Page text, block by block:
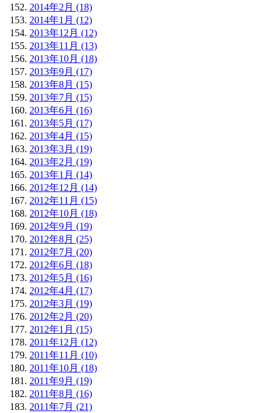
2014年2月 (18)
2014年1月 (12)
2013年12月 (12)
2013年11月 (13)
2013年10月 (18)
2013年9月 (17)
2013年8月 (15)
2013年7月 (15)
2013年6月 (16)
2013年5月 (17)
2013年4月 (15)
2013年3月 (19)
2013年2月 (19)
2013年1月 (14)
2012年12月 (14)
2012年11月 (15)
2012年10月 (18)
2012年9月 (19)
2012年8月 (25)
2012年7月 (20)
2012年6月 (18)
2012年5月 (16)
2012年4月 (17)
2012年3月 (19)
2012年2月 (20)
2012年1月 (15)
2011年12月 (12)
2011年11月 (10)
2011年10月 (18)
2011年9月 (19)
2011年8月 (16)
2011年7月 (21)